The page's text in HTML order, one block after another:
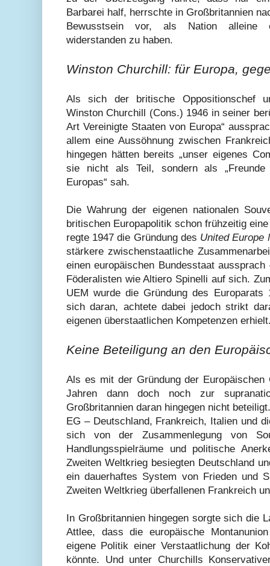
Barbarei half, herrschte in Großbritannien
Bewusstsein vor, als Nation alleine
widerstanden zu haben.
Winston Churchill: für Europa,
Als sich der britische Oppositionschef
Winston Churchill (Cons.) 1946 in seiner
Art Vereinigte Staaten von Europa“
allem eine Aussöhnung zwischen
hingegen hätten bereits „unser eigenes
sie nicht als Teil, sondern als
Europas“ sah.
Die Wahrung der eigenen nationalen
britischen Europapolitik schon frühzeitig
regte 1947 die Gründung des United Europe
stärkere zwischenstaatliche
einen europäischen Bundesstaat
Föderalisten wie Altiero Spinelli auf sich.
UEM wurde die Gründung des Europarats
sich daran, achtete dabei jedoch strikt
eigenen überstaatlichen Kompetenzen
Keine Beteiligung an den
Als es mit der Gründung der Europäischen
Jahren dann doch noch zur
Großbritannien daran hingegen nicht
EG – Deutschland, Frankreich, Italien und
sich von der Zusammenlegung von
Handlungsspielräume und politische
Zweiten Weltkrieg besiegten Deutschland
ein dauerhaftes System von Frieden und
Zweiten Weltkrieg überfallenen Frankreich
In Großbritannien hingegen sorgte sich die
Attlee, dass die europäische
eigene Politik einer Verstaatlichung der
könnte. Und unter Churchills